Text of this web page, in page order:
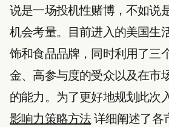
说是一场投机性赌博，不如说
机会考量。目前进入的美国生
饰和食品品牌，同时利用了三
金、高参与度的受众以及在市
的能力。为了更好地规划此次
影响力策略方法详细阐述了各